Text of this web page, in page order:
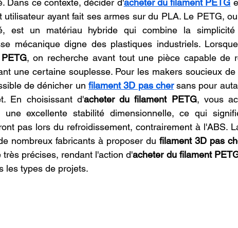
concession LV3D Franchise LV3D
i7 Color Combo Bambu Lab X2D SNAPMAKER U1
Dans ce contexte, décider d'acheter du filament PETG
utilisateur ayant fait ses armes sur du PLA. Le PETG,
est un matériau hybride qui combine la
mécanique digne des plastiques industriels.
, on recherche avant tout une pièce capable de
une certaine souplesse. Pour les makers soucieux
de dénicher un filament 3D pas cher sans pour
En choisissant d'acheter du filament PETG, vous
une excellente stabilité dimensionnelle, ce qui
pas lors du refroidissement, contrairement à l'ABS.
nombreux fabricants à proposer du filament 3D pas
très précises, rendant l'action d'acheter du filament
les types de projets.